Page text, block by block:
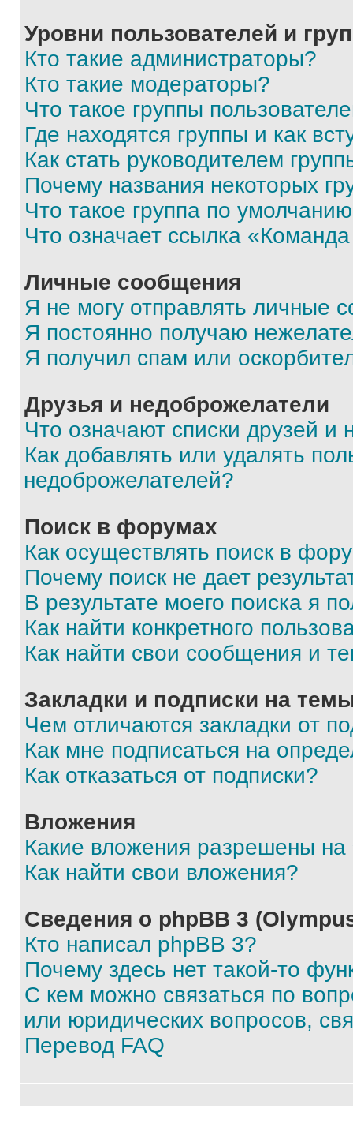
Уровни пользователей и
Кто такие администраторы?
Кто такие модераторы?
Что такое группы
Где находятся группы и как
Как стать руководителем
Почему названия некоторых
Что такое группа по
Что означает ссылка
Личные сообщения
Я не могу отправлять личные
Я постоянно получаю
Я получил спам или
Друзья и недоброжелатели
Что означают списки друзей и
Как добавлять или удалять
недоброжелателей?
Поиск в форумах
Как осуществлять поиск в
Почему поиск не дает
В результате моего поиска я
Как найти конкретного
Как найти свои сообщения и
Закладки и подписки на
Чем отличаются закладки от
Как мне подписаться на
Как отказаться от подписки?
Вложения
Какие вложения разрешены
Как найти свои вложения?
Сведения о phpBB 3
Кто написал phpBB 3?
Почему здесь нет такой-то
С кем можно связаться по
или юридических вопросов,
Перевод FAQ